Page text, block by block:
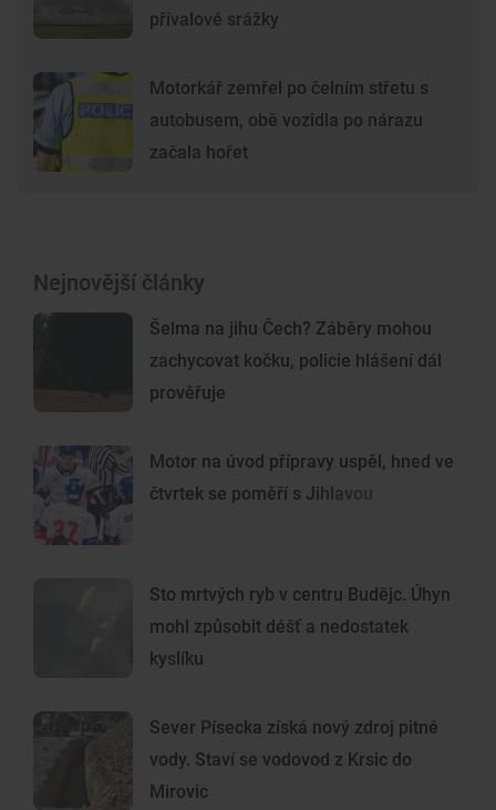
přívalové srážky
Motorkář zemřel po čelním střetu s
autobusem, obě vozidla po nárazu
začala hořet
Nejnovější články
Šelma na jihu Čech? Záběry mohou
zachycovat kočku, policie hlášení dál
prověřuje
Motor na úvod přípravy uspěl, hned ve
čtvrtek se poměří s Jihlavou
Sto mrtvých ryb v centru Budějc. Úhyn
mohl způsobit déšť a nedostatek
kyslíku
Sever Písecka získá nový zdroj pitné
vody. Staví se vodovod z Krsic do
Mirovic